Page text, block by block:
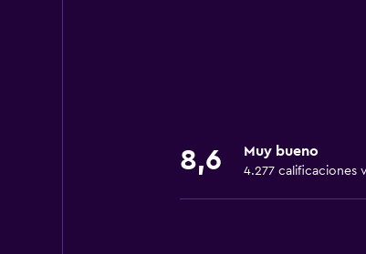
Paseos a caballo
8,6 Muy bueno
4.277 calificaciones